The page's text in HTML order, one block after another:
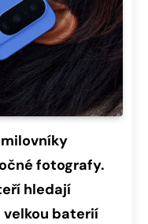
fotografy.
hledají
baterií